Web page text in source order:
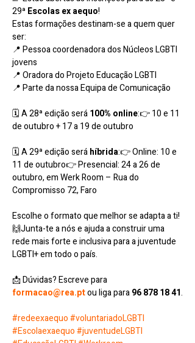
29ª Escolas ex aequo!
Estas formações destinam-se a quem quer
ser:
📍 Pessoa coordenadora dos Núcleos LGBTI
jovens
📍 Oradora do Projeto Educação LGBTI
📍 Parte da nossa Equipa de Comunicação
🗓 A 28ª edição será 100% online:👉 10 e 11
de outubro + 17 a 19 de outubro
🗓 A 29ª edição será híbrida:👉 Online: 10 e
11 de outubro👉 Presencial: 24 a 26 de
outubro, em Werk Room – Rua do
Compromisso 72, Faro
Escolhe o formato que melhor se adapta a ti!
🙌Junta-te a nós e ajuda a construir uma
rede mais forte e inclusiva para a juventude
LGBTI+ em todo o país.
📩 Dúvidas? Escreve para
formacao@rea.pt ou liga para 96 878 18 41.
#redeexaequo#voluntariadoLGBTI
#Escolaexaequo#juventudeLGBTI